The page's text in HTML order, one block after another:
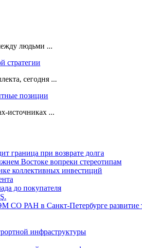
людьми ...
стратегии
сегодня ...
позиции
источниках ...
граница при возврате долга
Востоке вопреки стереотипам
коллективных инвестиций
до покупателя
РАН в Санкт-Петербурге развитие
инфраструктуры